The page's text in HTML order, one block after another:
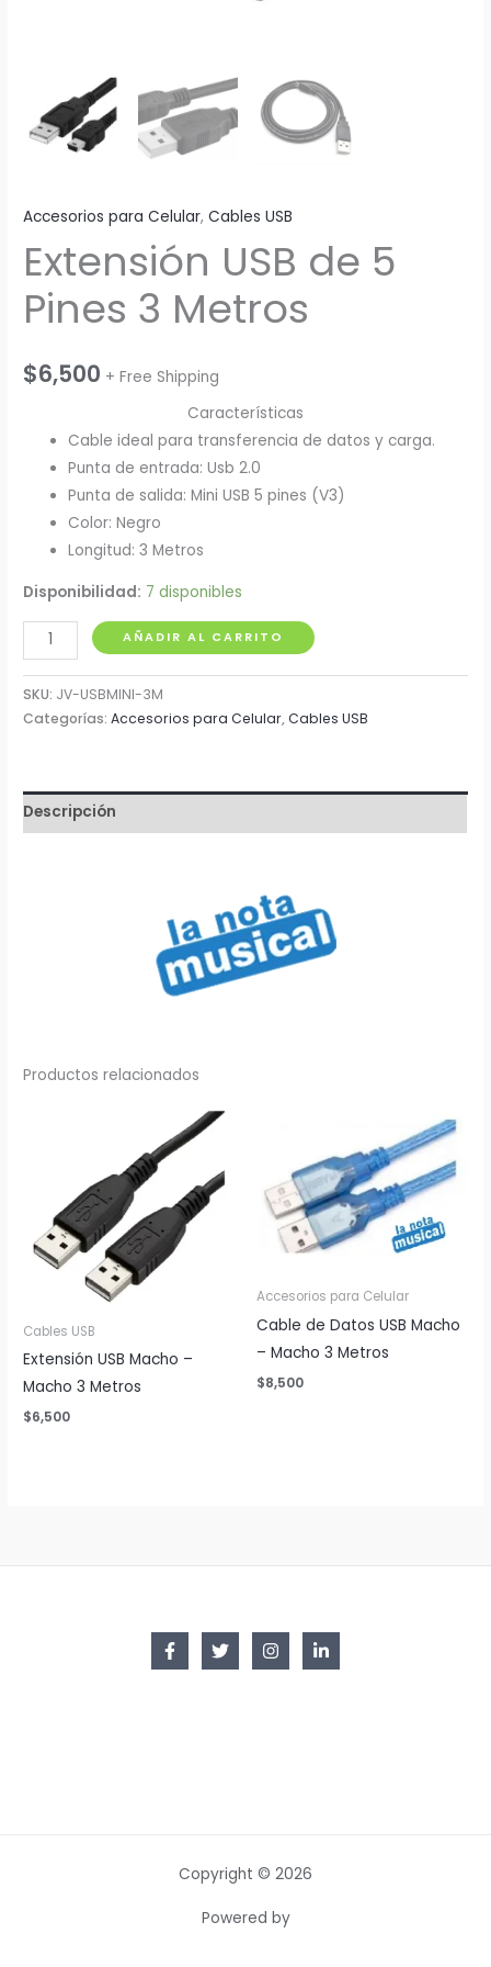
Accesorios para Celular,Cables USB
Extensión USB de 5
Pines 3 Metros
$6,500 + Free Shipping
Características
Cable ideal para transferencia de datos y carga.
Punta de entrada: Usb 2.0
Punta de salida: Mini USB 5 pines (V3)
Color: Negro
Longitud: 3 Metros
Disponibilidad: 7 disponibles
Extensión
USB
de
5
Metros
cantidad
AÑADIR AL CARRITO
SKU: JV-USBMINI-3M
Categorías:Accesorios para Celular,Cables USB
Descripción
Productos relacionados
Cables USB
Extensión USB Macho –
Macho 3 Metros
$6,500
Accesorios para Celular
Cable de Datos USB Macho
– Macho 3 Metros
$8,500
Copyright © 2026
Powered by